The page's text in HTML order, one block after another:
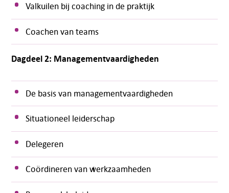
Valkuilen bij coaching in de praktijk
Coachen van teams
Dagdeel 2: Managementvaardigheden
De basis van managementvaardigheden
Situationeel leiderschap
Delegeren
Coördineren van werkzaamheden